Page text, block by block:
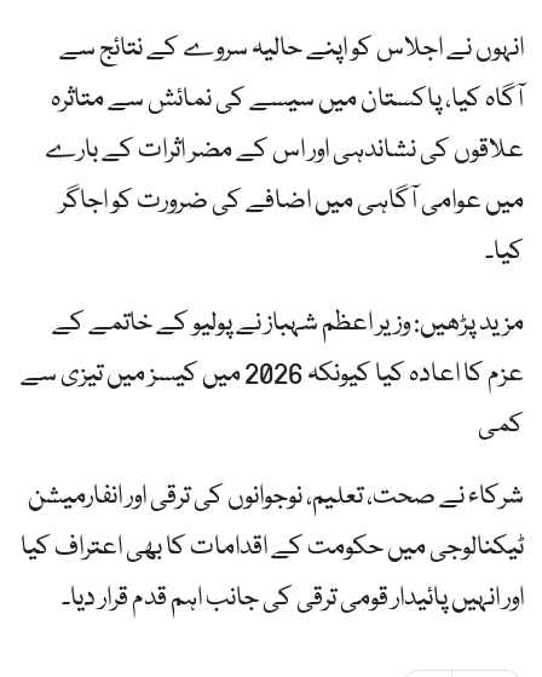
انہوں نے اجلاس کو اپنے حالیہ سروے کے نتائج سے
آگاہ کیا، پاکستان میں سیسے کی نمائش سے متاثرہ
علاقوں کی نشاندہی اور اس کے مضر اثرات کے بارے
میں عوامی آگاہی میں اضافے کی ضرورت کو اجاگر
کیا۔
مزید پڑھیں: وزیر اعظم شہباز نے پولیو کے خاتمے کے
عزم کا اعادہ کیا کیونکہ 2026 میں کیسز میں تیزی سے
کمی
شرکاء نے صحت، تعلیم، نوجوانوں کی ترقی اور انفارمیشن
ٹیکنالوجی میں حکومت کے اقدامات کا بھی اعتراف کیا
اور انہیں پائیدار قومی ترقی کی جانب اہم قدم قرار دیا۔